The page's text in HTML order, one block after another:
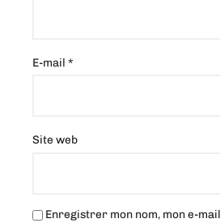
E-mail *
Site web
Enregistrer mon nom, mon e-